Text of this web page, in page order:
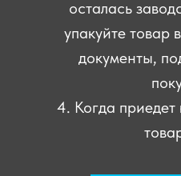
осталась
упакуйте товар
документы,
4. Когда